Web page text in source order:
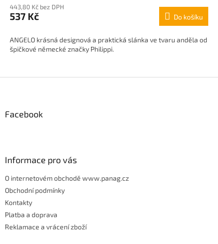
443,80 Kč bez DPH
537 Kč Do košíku
ANGELO krásná designová a praktická slánka ve tvaru anděla od
špičkové německé značky Philippi.
p
aFacebook
Informace pro vás
O internetovém obchodě www.panag.cz
Obchodní podmínky
Kontakty
Platba a doprava
Reklamace a vrácení zboží